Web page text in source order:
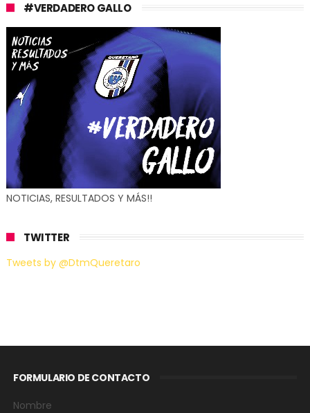
#VERDADERO GALLO
NOTICIAS, RESULTADOS Y MÁS!!
TWITTER
Tweets by @DtmQueretaro
FORMULARIO DE CONTACTO
Nombre